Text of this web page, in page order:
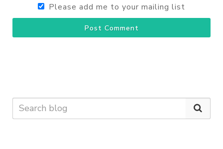
Please add me to your mailing list
Post Comment